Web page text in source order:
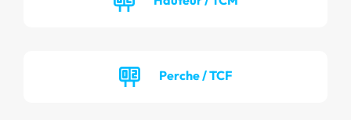
Perche / TCF